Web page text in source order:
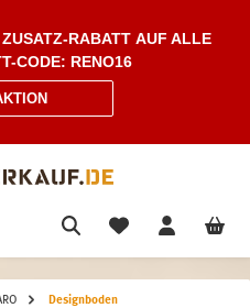
RABATT AUF ALLE
CODE: RENO16
Designboden